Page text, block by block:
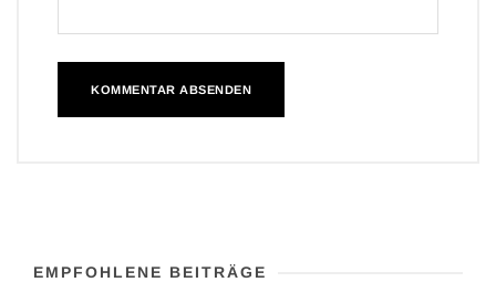
EMPFOHLENE BEITRÄGE